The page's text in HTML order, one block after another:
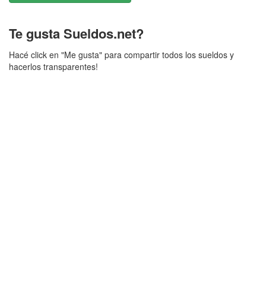
Te gusta Sueldos.net?
Hacé click en "Me gusta" para compartir todos los sueldos y
hacerlos transparentes!